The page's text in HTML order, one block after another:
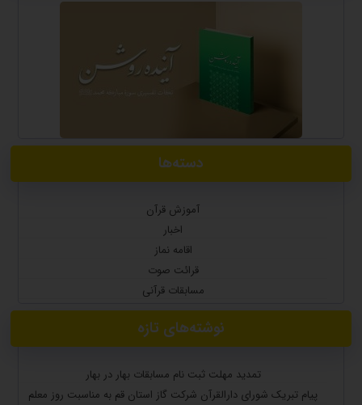
دسته‌ها
آموزش قرآن
اخبار
اقامه نماز
قرائت صوت
مسابقات قرآنی
نوشته‌های تازه
تمدید مهلت ثبت نام مسابقات بهار در بهار
پیام تبریک شورای دارالقرآن شرکت گاز استان قم به مناسبت روز معلم